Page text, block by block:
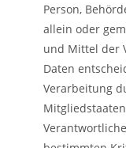
Person,
allein oder
und Mittel der
Daten
Verarbeitung